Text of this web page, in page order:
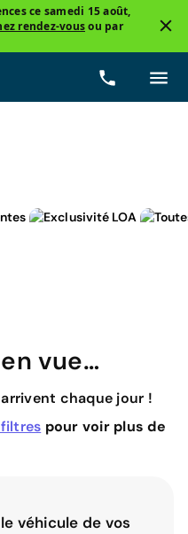
ce samedi 15 août,
rendez-vousou par
vue…
chaque jour !
pour voir plus de
véhicule de vos